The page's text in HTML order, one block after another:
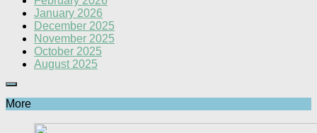
January 2026
December 2025
November 2025
October 2025
August 2025
More